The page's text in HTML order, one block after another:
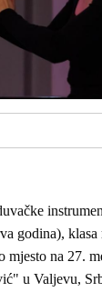
godina),
na 27.
u Valjevu,